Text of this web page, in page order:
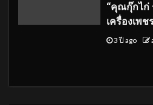
“คุณกุ๊กไก่
เครื่องเพ
3 ปี ago